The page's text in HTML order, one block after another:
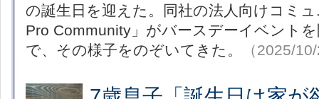
の誕生日を迎えた。同社の法人向けコミ
Pro Community」がバースデーイベント
で、その様子をのぞいてきた。
（2025/